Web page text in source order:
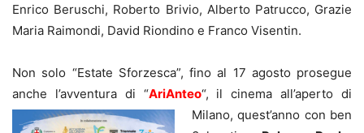
Enrico Beruschi, Roberto Brivio, Alberto Patrucco, Grazie
Maria Raimondi, David Riondino e Franco Visentin.
Non solo “Estate Sforzesca”, fino al 17 agosto prosegue
anche l’avventura di “AriAnteo“, il cinema all’aperto di
Milano, quest’anno con ben